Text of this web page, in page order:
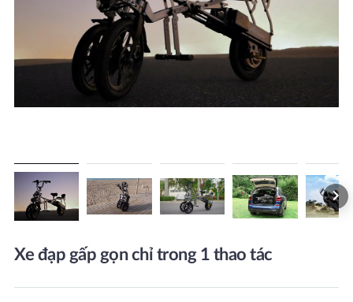
Xe đạp gấp gọn chỉ trong 1 thao tác